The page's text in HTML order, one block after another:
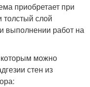
приобретает при
толстый слой
выполнении работ на
можно
стен из